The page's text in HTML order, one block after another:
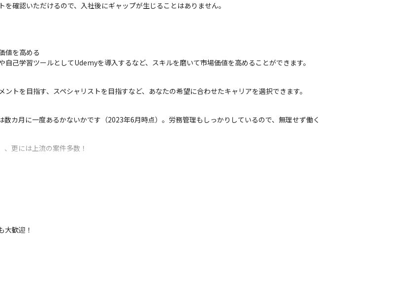
確認いただけるので、入社後にギャップが生じることはありません。
値を高める
己学習ツールとしてUdemyを導入するなど、スキルを磨いて市場価値を高めることができます。
トを目指す、スペシャリストを目指すなど、あなたの希望に合わせたキャリアを選択できます。
カ月に一度あるかないかです（2023年6月時点）。労務管理もしっかりしているので、無理せず働く
更には上流の案件多数！
大歓迎！